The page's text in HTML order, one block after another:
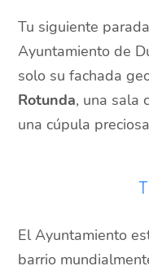
Tu siguiente
Ayuntamiento de
solo su fachada
Rotunda, una sala
una cúpula
El Ayuntamiento
barrio